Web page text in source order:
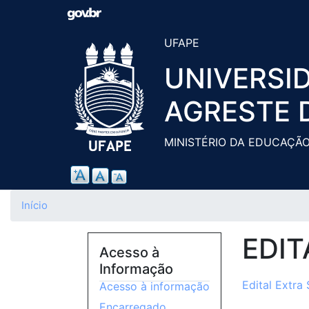
UFAPE
AGRESTE
MINISTÉRIO DA
Início
Edital Extra
Acesso à
Informação
Acesso à informação